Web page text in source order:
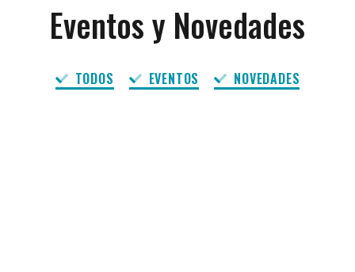
Eventos y Novedades
TODOS EVENTOS NOVEDADES